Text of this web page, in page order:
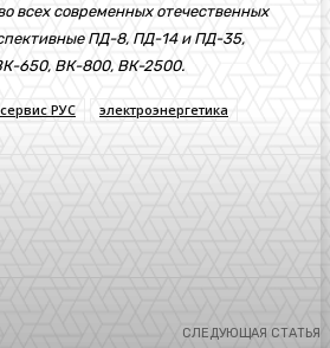
всех современных отечественных
ПД-8, ПД-14 и ПД-35,
650, ВК-800, ВК-2500.
РУС электроэнергетика
СЛЕДУЮЩАЯ СТАТЬЯ